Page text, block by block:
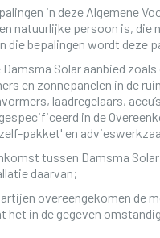
in deze Algemene
natuurlijke persoon is, die
die bepalingen wordt deze
Solar aanbied
en zonnepanelen in de
laadregelaars,
in de
pakket' en
tussen Damsma
daarvan;
overeengekomen de
het in de gegeven